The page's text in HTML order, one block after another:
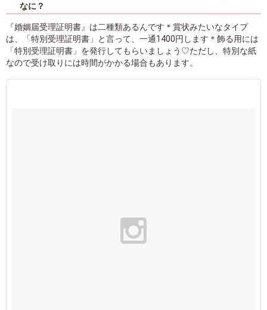
なに？
『婚姻届受理証明書』は二種類あるんです＊賞状みたいなタイプ
は、「特別受理証明書」と言って、一通1400円します＊飾る用には
「特別受理証明書」を発行してもらいましょう♡ただし、特別な紙
なので受け取りには時間がかかる場合もあります。